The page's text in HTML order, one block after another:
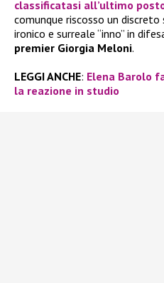
classificatasi all’ultimo
comunque riscosso un discreto
ironico e surreale “inno” in
premier Giorgia Meloni.
LEGGI ANCHE: Elena Barolo
la reazione in studio